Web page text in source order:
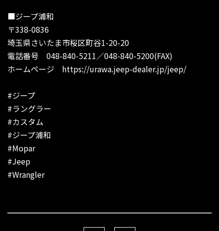
■ジープ浦和
〒338-0836
埼玉県さいたま市桜区町谷1-20-20
電話番号 048-840-5211／048-840-5200(FAX)
ホームページ https://urawa.jeep-dealer.jp/jeep/
#ジープ
#ラングラー
#カスタム
#ジープ浦和
#Mopar
#Jeep
#Wrangler